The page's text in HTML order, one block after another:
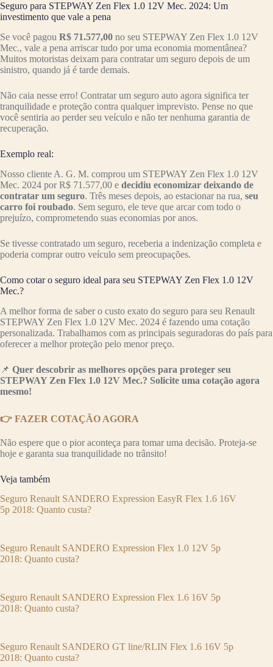
Seguro para STEPWAY Zen Flex 1.0 12V Mec. 2024: Um
investimento que vale a pena
Se você pagou R$ 71.577,00 no seu STEPWAY Zen Flex 1.0 12V
Mec., vale a pena arriscar tudo por uma economia momentânea?
Muitos motoristas deixam para contratar um seguro depois de um
sinistro, quando já é tarde demais.
Não caia nesse erro! Contratar um seguro auto agora significa ter
tranquilidade e proteção contra qualquer imprevisto. Pense no que
você sentiria ao perder seu veículo e não ter nenhuma garantia de
recuperação.
Exemplo real:
Nosso cliente A. G. M. comprou um STEPWAY Zen Flex 1.0 12V
Mec. 2024 por R$ 71.577,00 e decidiu economizar deixando de
contratar um seguro. Três meses depois, ao estacionar na rua, seu
carro foi roubado. Sem seguro, ele teve que arcar com todo o
prejuízo, comprometendo suas economias por anos.
Se tivesse contratado um seguro, receberia a indenização completa e
poderia comprar outro veículo sem preocupações.
Como cotar o seguro ideal para seu STEPWAY Zen Flex 1.0 12V
Mec.?
A melhor forma de saber o custo exato do seguro para seu Renault
STEPWAY Zen Flex 1.0 12V Mec. 2024 é fazendo uma cotação
personalizada. Trabalhamos com as principais seguradoras do país para
oferecer a melhor proteção pelo menor preço.
📌 Quer descobrir as melhores opções para proteger seu
STEPWAY Zen Flex 1.0 12V Mec.? Solicite uma cotação agora
mesmo!
👉 FAZER COTAÇÃO AGORA
Não espere que o pior aconteça para tomar uma decisão. Proteja-se
hoje e garanta sua tranquilidade no trânsito!
Veja também
Seguro Renault SANDERO Expression EasyR Flex 1.6 16V
5p 2018: Quanto custa?
Seguro Renault SANDERO Expression Flex 1.0 12V 5p
2018: Quanto custa?
Seguro Renault SANDERO Expression Flex 1.6 16V 5p
2018: Quanto custa?
Seguro Renault SANDERO GT line/RLIN Flex 1.6 16V 5p
2018: Quanto custa?